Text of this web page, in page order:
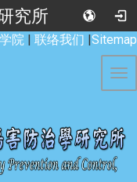
究所
院 | 联络我们 |Sitemap